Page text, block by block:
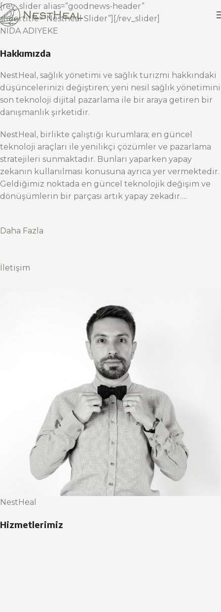
[rev_slider alias=”goodnews-header”
slidertitle=”Nestheal Slider”][/rev_slider]
NİDA ADIYEKE
Hakkımızda
NestHeal, sağlık yönetimi ve sağlık turizmi hakkındaki
düşüncelerinizi değiştiren; yeni nesil sağlık yönetimini
son teknoloji dijital pazarlama ile bir araya getiren bir
danışmanlık şirketidir.
NestHeal, birlikte çalıştığı kurumlara; en güncel
teknoloji araçları ile yenilikçi çözümler ve pazarlama
stratejileri sunmaktadır. Bunları yaparken yapay
zekanın kullanılması konusuna ayrıca yer vermektedir.
Geldiğimiz noktada en güncel teknolojik değişim ve
dönüşümlerin bir parçası artık yapay zekadır….
Daha Fazla
İletişim
NestHeal
Hizmetlerimiz